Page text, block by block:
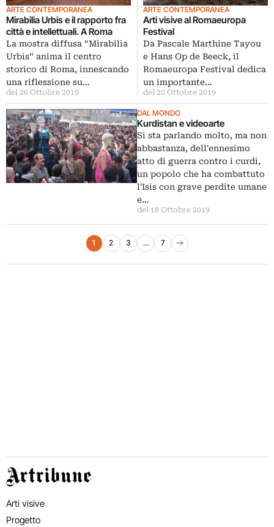
ARTE CONTEMPORANEA
Mirabilia Urbis e il rapporto fra
città e intellettuali. A Roma
La mostra diffusa “Mirabilia
Urbis” anima il centro
storico di Roma, innescando
una riflessione su…
del 26 Ottobre 2019
ARTE CONTEMPORANEA
Arti visive al Romaeuropa
Festival
Da Pascale Marthine Tayou
e Hans Op de Beeck, il
Romaeuropa Festival dedica
un importante…
del 20 Ottobre 2019
DAL MONDO
Kurdistan e videoarte
Si sta parlando molto, ma non
abbastanza, dell'ennesimo
atto di guerra contro i curdi,
un popolo che ha combattuto
l'Isis con grave perdite umane
e…
del 18 Ottobre 2019
Paginazione degli articoli
1 2 3 … 7
Pagina successiva
Artribune
Arti visive
Progetto